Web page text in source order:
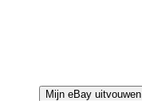
Mijn eBay uitvouwen